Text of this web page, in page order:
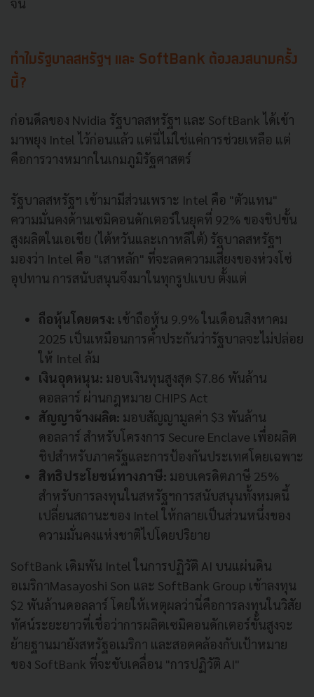
ทำไมรัฐบาลสหรัฐฯ และ SoftBank ต้องลงสนามครั้ง
นี้?
ก่อนดีลของ Nvidia รัฐบาลสหรัฐฯ และ SoftBank ได้เข้า
มาพยุง Intel ไว้ก่อนแล้ว แต่นี่ไม่ใช่แค่การช่วยเหลือ แต่
คือการวางหมากในเกมภูมิรัฐศาสตร์
รัฐบาลสหรัฐฯ เข้ามามีส่วนเพราะ Intel คือ "ตัวแทน"
ความมั่นคงด้านเซมิคอนดักเตอร์ในยุคที่ 92% ของชิปขั้น
สูงผลิตในเอเชีย (ไต้หวันและเกาหลีใต้) รัฐบาลสหรัฐฯ
มองว่า Intel คือ "เสาหลัก" ที่จะลดความเสี่ยงของห่วงโซ่
อุปทาน การสนับสนุนจึงมาในทุกรูปแบบ ตั้งแต่
ถือหุ้นโดยตรง: เข้าถือหุ้น 9.9% ในเดือนสิงหาคม
2025 เป็นเหมือนการค้ำประกันว่ารัฐบาลจะไม่ปล่อย
ให้ Intel ล้ม
เงินอุดหนุน: มอบเงินทุนสูงสุด $7.86 พันล้าน
ดอลลาร์ ผ่านกฎหมาย CHIPS Act
สัญญาจ้างผลิต: มอบสัญญามูลค่า $3 พันล้าน
ดอลลาร์ สำหรับโครงการ Secure Enclave เพื่อผลิต
ชิปสำหรับภาครัฐและการป้องกันประเทศโดยเฉพาะ
สิทธิประโยชน์ทางภาษี: มอบเครดิตภาษี 25%
สำหรับการลงทุนในสหรัฐฯการสนับสนุนทั้งหมดนี้
เปลี่ยนสถานะของ Intel ให้กลายเป็นส่วนหนึ่งของ
ความมั่นคงแห่งชาติไปโดยปริยาย
SoftBank เดิมพัน Intel ในการปฏิวัติ AI บนแผ่นดิน
อเมริกาMasayoshi Son และ SoftBank Group เข้าลงทุน
$2 พันล้านดอลลาร์ โดยให้เหตุผลว่านี่คือการลงทุนในวิสัย
ทัศน์ระยะยาวที่เชื่อว่าการผลิตเซมิคอนดักเตอร์ขั้นสูงจะ
ย้ายฐานมายังสหรัฐอเมริกา และสอดคล้องกับเป้าหมาย
ของ SoftBank ที่จะขับเคลื่อน "การปฏิวัติ AI"